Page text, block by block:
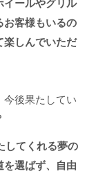
ールやグリル
客様もいるの
しんでいただ
後果たしてい
してくれる夢の
選ばず、自由